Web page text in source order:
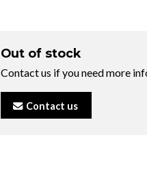
Out of stock
Contact us if you need more
Contact us